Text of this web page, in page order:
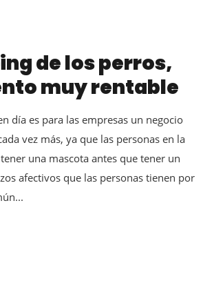
de los perros,
muy rentable
día es para las empresas un negocio
vez más, ya que las personas en la
una mascota antes que tener un
afectivos que las personas tienen por